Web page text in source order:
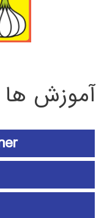
آموزش ها